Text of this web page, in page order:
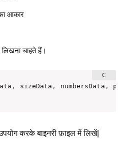
आकार
चाहते हैं।
, sizeData , numbersData ,
करके बाइनरी फ़ाइल में लिखें|